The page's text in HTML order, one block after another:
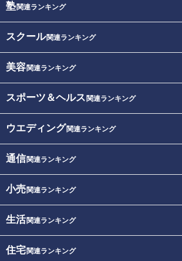
塾関連ランキング
スクール関連ランキング
美容関連ランキング
スポーツ＆ヘルス 関連ランキング
ウエディング関連ランキング
通信関連ランキング
小売関連ランキング
生活関連ランキング
住宅関連ランキング